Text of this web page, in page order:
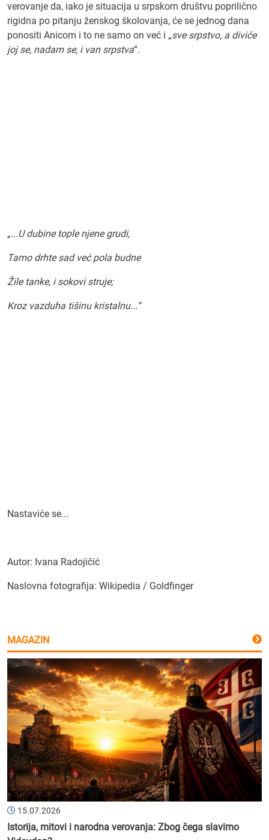
verovanje da, iako je situacija u srpskom društvu poprilično
rigidna po pitanju ženskog školovanja, će se jednog dana
ponositi Anicom i to ne samo on već i „sve srpstvo, a diviće
joj se, nadam se, i van srpstva“.
„...U dubine tople njene grudi,
Tamo drhte sad već pola budne
Žile tanke, i sokovi struje;
Kroz vazduha tišinu kristalnu...“
Nastaviće se...
Autor: Ivana Radojičić
Naslovna fotografija: Wikipedia / Goldfinger
MAGAZIN
15.07.2026
Istorija, mitovi i narodna verovanja: Zbog čega slavimo